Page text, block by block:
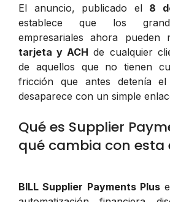
El anuncio, publicado el 8
establece que los
empresariales ahora pueden
tarjeta y ACH de cualquier
de aquellos que no tienen
fricción que antes detenía
desaparece con un simple
Qué es Supplier
qué cambia con esta
BILL Supplier Payments Plus